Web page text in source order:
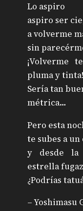
Lo aspiro
aspiro ser
a volverme
sin
¡Volverme
pluma y
Sería tan
métrica…
Pero esta
te subes a
y desde la
estrella
¿Podrías
– Yoshimasu